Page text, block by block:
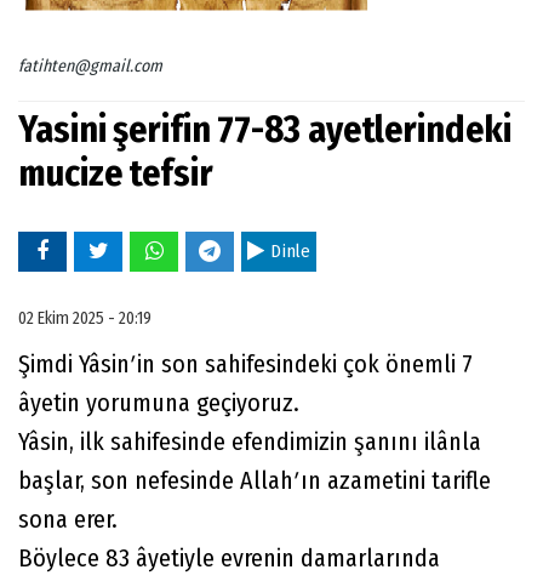
fatihten@gmail.com
Yasini şerifin 77-83 ayetlerindeki
mucize tefsir
Dinle
02 Ekim 2025 - 20:19
Şimdi Yâsinʹin son sahifesindeki çok önemli 7
âyetin yorumuna geçiyoruz.
Yâsin, ilk sahifesinde efendimizin şanını ilânla
başlar, son nefesinde Allahʹın azametini tarifle
sona erer.
Böylece 83 âyetiyle evrenin damarlarında